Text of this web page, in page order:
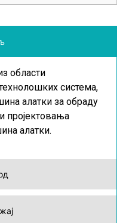
области
система,
алатки за обраду
пројектовања
алатки.